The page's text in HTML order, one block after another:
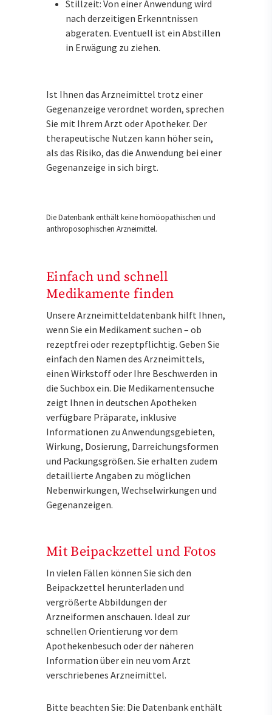
Stillzeit: Von einer Anwendung wird
nach derzeitigen Erkenntnissen
abgeraten. Eventuell ist ein Abstillen
in Erwägung zu ziehen.
Ist Ihnen das Arzneimittel trotz einer
Gegenanzeige verordnet worden, sprechen
Sie mit Ihrem Arzt oder Apotheker. Der
therapeutische Nutzen kann höher sein,
als das Risiko, das die Anwendung bei einer
Gegenanzeige in sich birgt.
Die Datenbank enthält keine homöopathischen und
anthroposophischen Arzneimittel.
Einfach und schnell
Medikamente finden
Unsere Arzneimitteldatenbank hilft Ihnen,
wenn Sie ein Medikament suchen – ob
rezeptfrei oder rezeptpflichtig. Geben Sie
einfach den Namen des Arzneimittels,
einen Wirkstoff oder Ihre Beschwerden in
die Suchbox ein. Die Medikamentensuche
zeigt Ihnen in deutschen Apotheken
verfügbare Präparate, inklusive
Informationen zu Anwendungsgebieten,
Wirkung, Dosierung, Darreichungsformen
und Packungsgrößen. Sie erhalten zudem
detaillierte Angaben zu möglichen
Nebenwirkungen, Wechselwirkungen und
Gegenanzeigen.
Mit Beipackzettel und Fotos
In vielen Fällen können Sie sich den
Beipackzettel herunterladen und
vergrößerte Abbildungen der
Arzneiformen anschauen. Ideal zur
schnellen Orientierung vor dem
Apothekenbesuch oder der näheren
Information über ein neu vom Arzt
verschriebenes Arzneimittel.
Bitte beachten Sie: Die Datenbank enthält